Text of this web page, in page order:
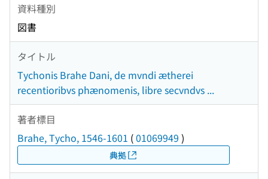
資料種別
図書
タイトル
Tychonis Brahe Dani, de mvndi ætherei
recentioribvs phænomenis, libre secvndvs ...
著者標目
Brahe, Tycho, 1546-1601 (01069949 )
典拠